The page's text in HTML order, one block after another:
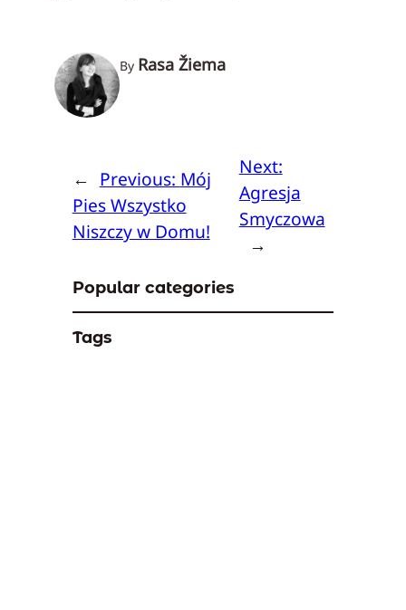
By Rasa Žiema
← Previous: Mój
Pies Wszystko
Niszczy w Domu!
Next:
Agresja
Smyczowa
→
Popular categories
Tags